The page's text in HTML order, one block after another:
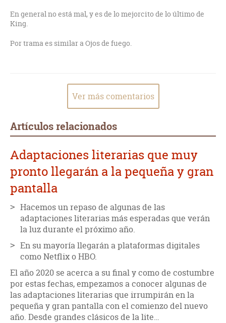
En general no está mal, y es de lo mejorcito de lo último de
King.
Por trama es similar a Ojos de fuego.
Ver más comentarios
Artículos relacionados
Adaptaciones literarias que muy
pronto llegarán a la pequeña y gran
pantalla
Hacemos un repaso de algunas de las
adaptaciones literarias más esperadas que verán
la luz durante el próximo año.
En su mayoría llegarán a plataformas digitales
como Netflix o HBO.
El año 2020 se acerca a su final y como de costumbre
por estas fechas, empezamos a conocer algunas de
las adaptaciones literarias que irrumpirán en la
pequeña y gran pantalla con el comienzo del nuevo
año. Desde grandes clásicos de la lite…